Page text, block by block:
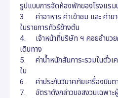
รูปแบบการจัดห้องพักของโรงแรม
3.
ค่าอาหาร ค่าเข้าชม และ ค่า
ในรายการทัวร์ข้างต้น
4.
เจ้าหน้าที่บริษัท ฯ คอยอำนว
เดินทาง
5.
ค่าน้ำหนักสัมภาระรวมในตั๋ว
ใบ
6.
ค่าประกันวินาศภัยเครื่องบินต
7.
อัตราดังกล่าวขอสงวนเฉพา